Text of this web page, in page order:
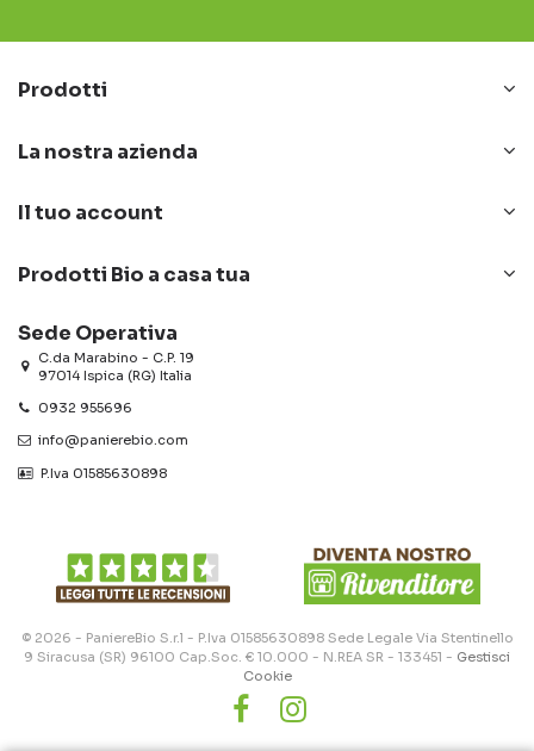
Prodotti
La nostra azienda
Il tuo account
Prodotti Bio a casa tua
Sede Operativa
C.da Marabino - C.P. 19
97014 Ispica (RG) Italia
0932 955696
info@panierebio.com
‎‎‎‎‎ P.Iva 01585630898
© 2026 - PaniereBio S.r.l - P.Iva 01585630898 Sede Legale Via Stentinello
9 Siracusa (SR) 96100 Cap.Soc. € 10.000 - N.REA SR - 133451 - Gestisci
Cookie